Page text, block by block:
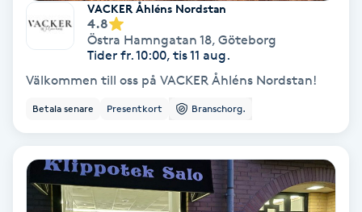
Extensions borttagning
Eyeliner-tatuering
Faceliftmassage
VACKER Åhléns Nordstan
4.8
Östra Hamngatan 18, Göteborg
Tider fr. 10:00, tis 11 aug.
Välkommen till oss på VACKER Åhléns Nordstan!
Betala senare Presentkort Branschorg.